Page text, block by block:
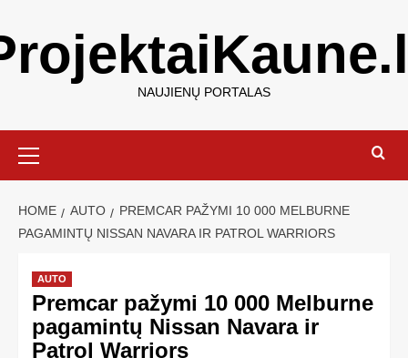
NAUJIENŲ PORTALAS
HOME AUTO
PREMCAR PAŽYMI 10 000 MELBURNE
PAGAMINTŲ NISSAN NAVARA IR PATROL WARRIORS
AUTO
Premcar pažymi 10 000 Melburne
pagamintų Nissan Navara ir
Patrol Warriors